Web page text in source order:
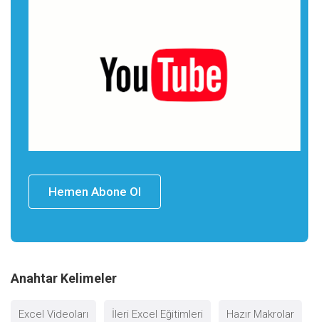
Hemen Abone Ol
Anahtar Kelimeler
Excel Videoları İleri Excel Eğitimleri Hazır Makrolar